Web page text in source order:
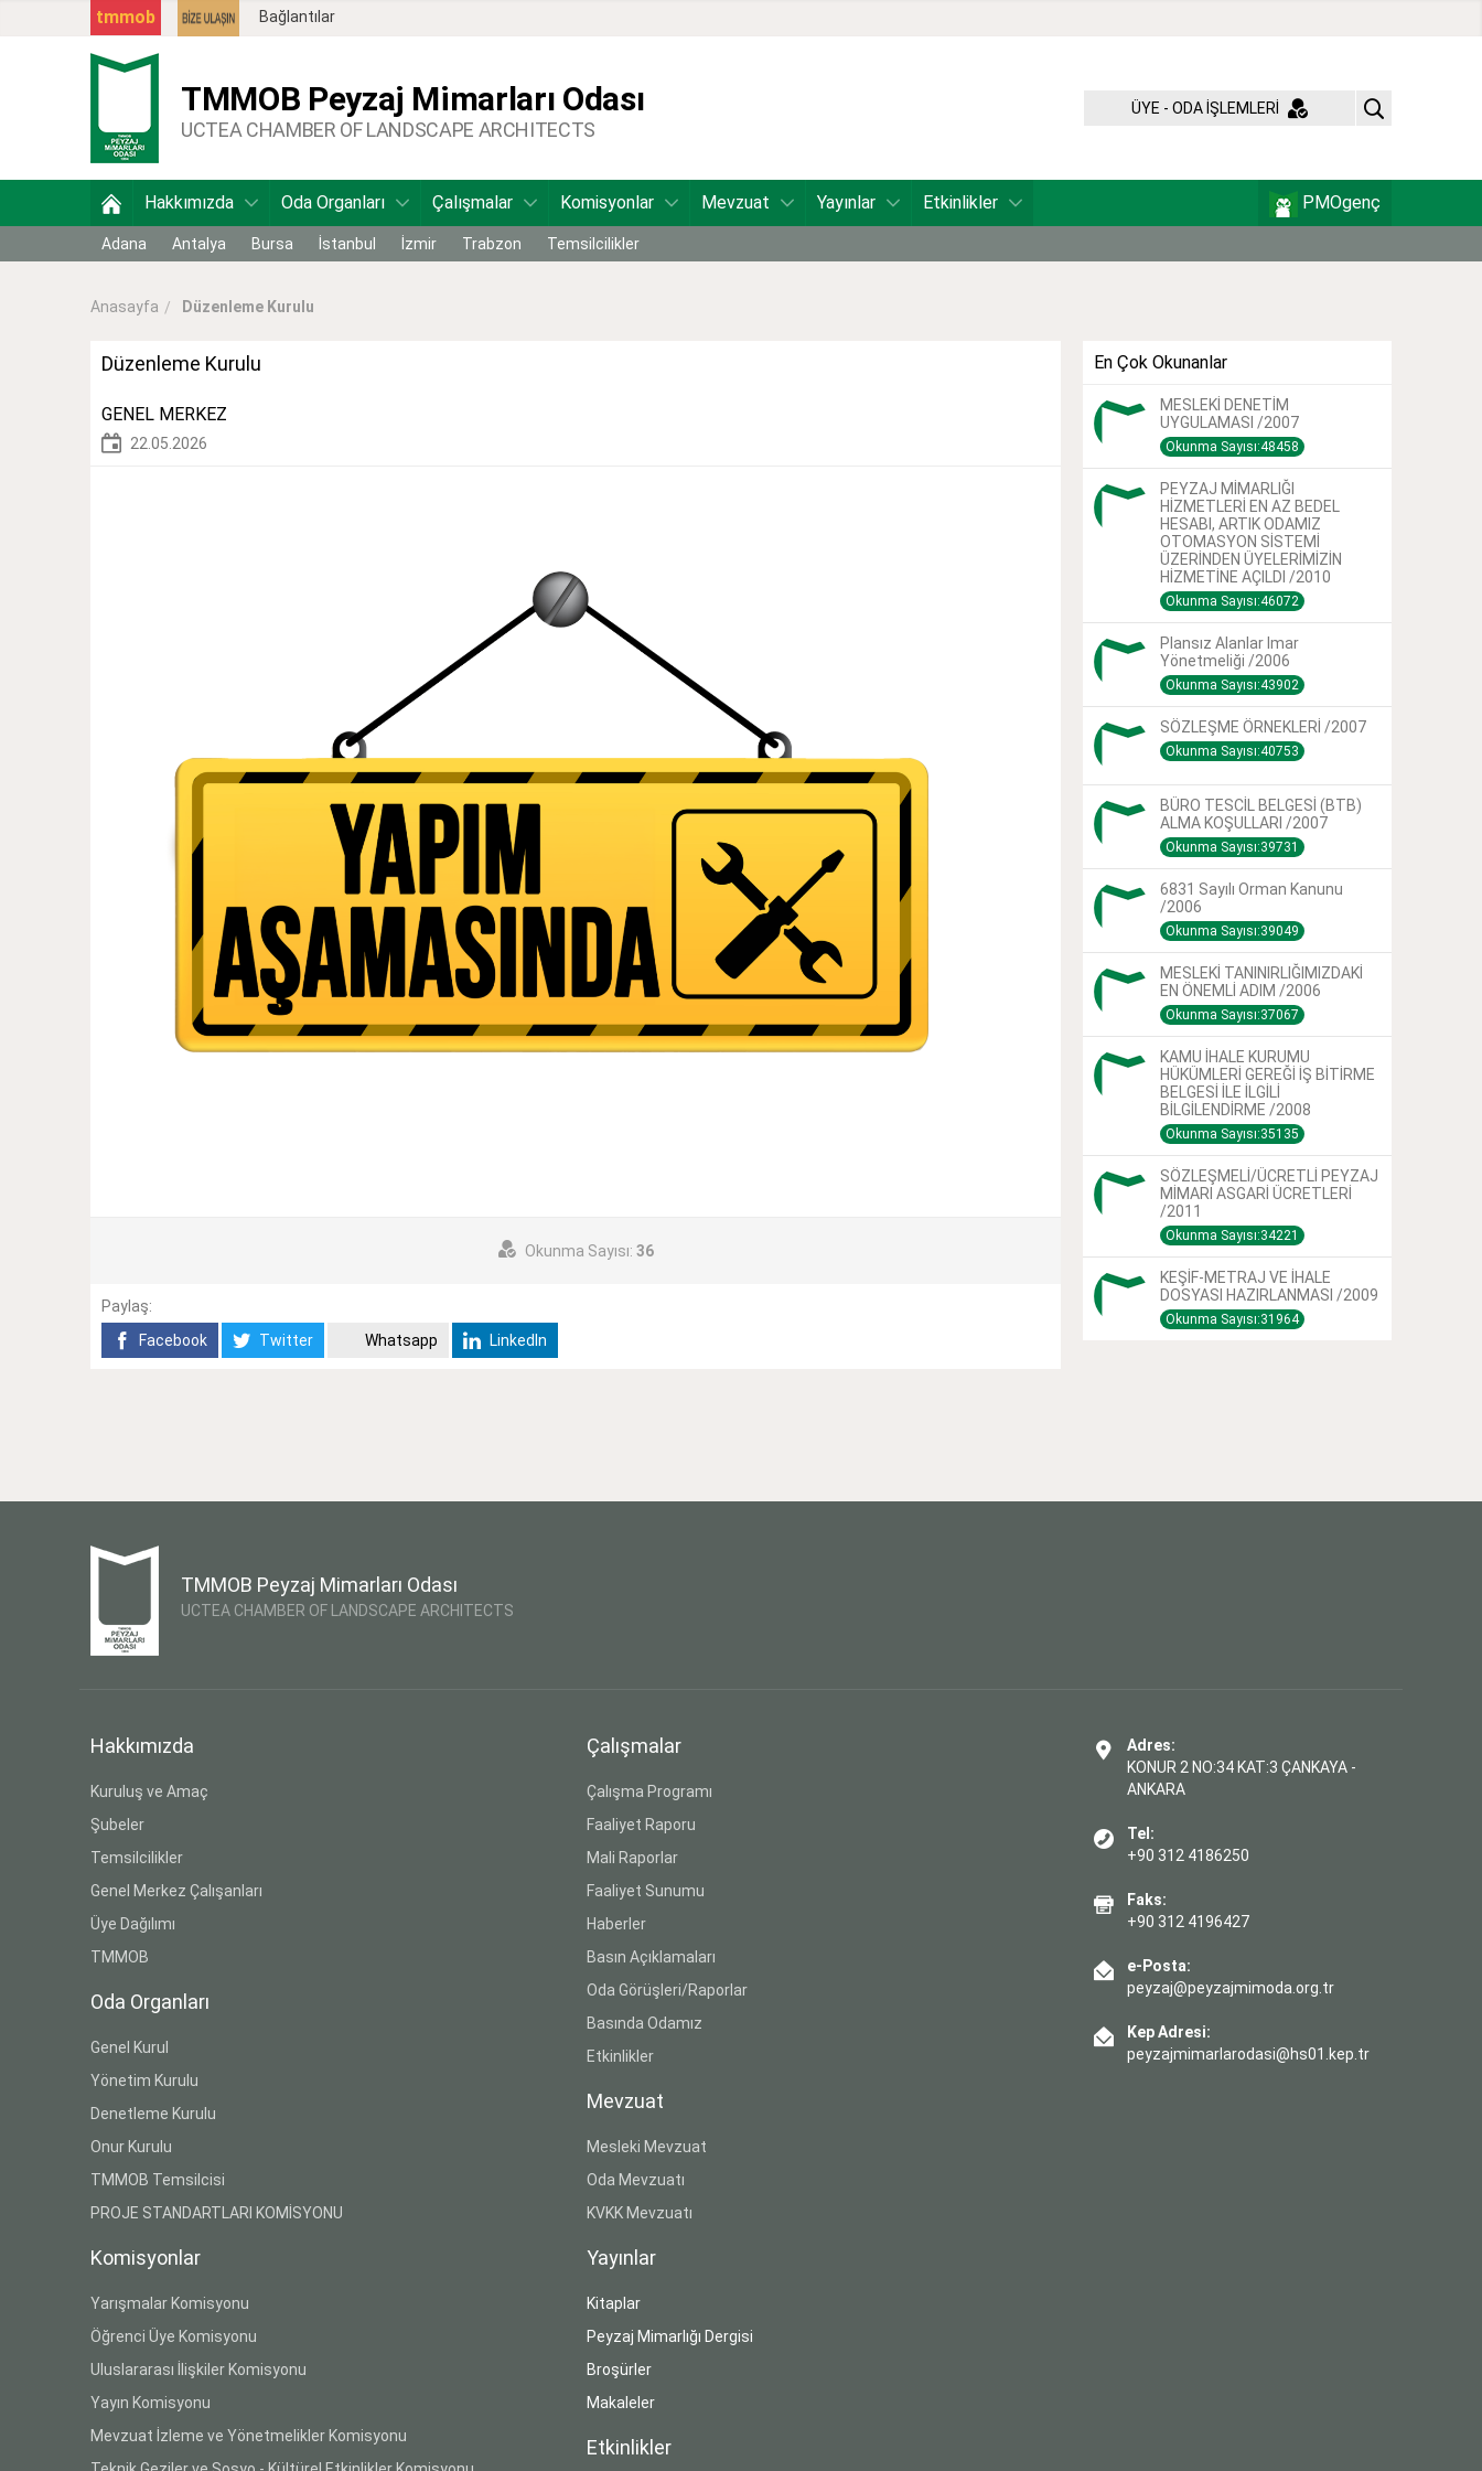
Bağlantılar
tmmob
TMMOB Peyzaj Mimarları Odası
UCTEA CHAMBER OF LANDSCAPE ARCHITECTS
ÜYE - ODA İŞLEMLERİ
Hakkımızda Oda Organları Çalışmalar Komisyonlar Mevzuat Yayınlar Etkinlikler PMOgenç
Adana Antalya Bursa İstanbul İzmir Trabzon Temsilcilikler
Anasayfa Düzenleme Kurulu
Düzenleme Kurulu
GENEL MERKEZ
22.05.2026
Okunma Sayısı: 36
Paylaş:
Facebook
Twitter Whatsapp LinkedIn
En Çok Okunanlar
MESLEKİ DENETİM
UYGULAMASI /2007
Okunma Sayısı:48458
PEYZAJ MİMARLIĞI
HİZMETLERİ EN AZ BEDEL
HESABI, ARTIK ODAMIZ
OTOMASYON SİSTEMİ
ÜZERİNDEN ÜYELERİMİZİN
HİZMETİNE AÇILDI /2010
Okunma Sayısı:46072
Plansız Alanlar Imar
Yönetmeliği /2006
Okunma Sayısı:43902
SÖZLEŞME ÖRNEKLERİ /2007
Okunma Sayısı:40753
BÜRO TESCİL BELGESİ (BTB)
ALMA KOŞULLARI /2007
Okunma Sayısı:39731
6831 Sayılı Orman Kanunu
/2006
Okunma Sayısı:39049
MESLEKİ TANINIRLIĞIMIZDAKİ
EN ÖNEMLİ ADIM /2006
Okunma Sayısı:37067
KAMU İHALE KURUMU
HÜKÜMLERİ GEREĞİ İŞ BİTİRME
BELGESİ İLE İLGİLİ
BİLGİLENDİRME /2008
Okunma Sayısı:35135
SÖZLEŞMELİ/ÜCRETLİ PEYZAJ
MİMARI ASGARİ ÜCRETLERİ
/2011
Okunma Sayısı:34221
KEŞİF-METRAJ VE İHALE
DOSYASI HAZIRLANMASI /2009
Okunma Sayısı:31964
TMMOB Peyzaj Mimarları Odası
UCTEA CHAMBER OF LANDSCAPE ARCHITECTS
Hakkımızda
Kuruluş ve Amaç
Şubeler
Temsilcilikler
Genel Merkez Çalışanları
Üye Dağılımı
TMMOB
Oda Organları
Genel Kurul
Yönetim Kurulu
Denetleme Kurulu
Onur Kurulu
TMMOB Temsilcisi
PROJE STANDARTLARI KOMİSYONU
Komisyonlar
Yarışmalar Komisyonu
Öğrenci Üye Komisyonu
Uluslararası İlişkiler Komisyonu
Yayın Komisyonu
Mevzuat İzleme ve Yönetmelikler Komisyonu
Çalışmalar
Çalışma Programı
Faaliyet Raporu
Mali Raporlar
Faaliyet Sunumu
Haberler
Basın Açıklamaları
Oda Görüşleri/Raporlar
Basında Odamız
Etkinlikler
Mevzuat
Mesleki Mevzuat
Oda Mevzuatı
KVKK Mevzuatı
Yayınlar
Kitaplar
Peyzaj Mimarlığı Dergisi
Broşürler
Makaleler
Etkinlikler
Adres:
KONUR 2 NO:34 KAT:3 ÇANKAYA -
ANKARA
Tel:
+90 312 4186250
Faks:
+90 312 4196427
e-Posta:
peyzaj@peyzajmimoda.org.tr
Kep Adresi:
peyzajmimarlarodasi@hs01.kep.tr